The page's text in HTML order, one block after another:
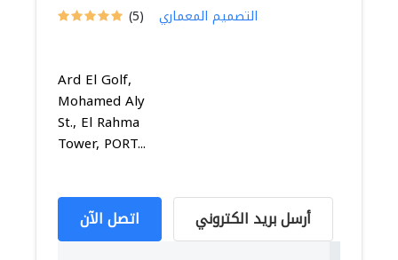
(5) التصميم المعماري
Ard El Golf,
Mohamed Aly
St., El Rahma
Tower, PORT...
اتصل الآن أرسل بريد الكتروني